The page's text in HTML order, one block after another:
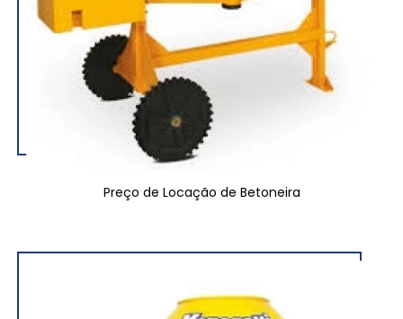
Preço de Locação de Betoneira